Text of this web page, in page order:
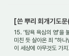
[쓴 뿌리 회개기도
15. ‘탐욕 욕심의 영’을
미친 듯 살아온 죄 “하
이 세상에 아무것도 가